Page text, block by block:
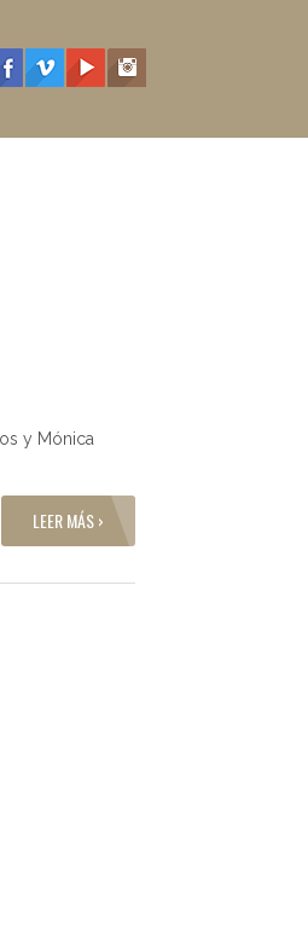
y Mónica
LEER MÁS ›